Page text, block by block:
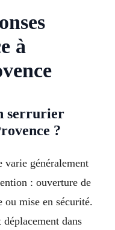
à
serrurier
?
varie généralement
: ouverture de
ou mise en sécurité.
dans